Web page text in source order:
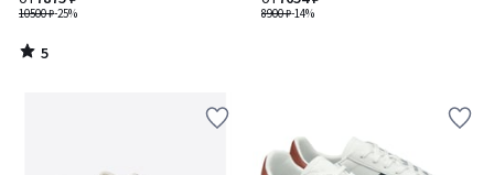
10500 ₽-25%
5
/
8900 ₽-14%